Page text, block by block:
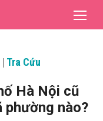
| Tra Cứu
Hà Nội cũ
nào?